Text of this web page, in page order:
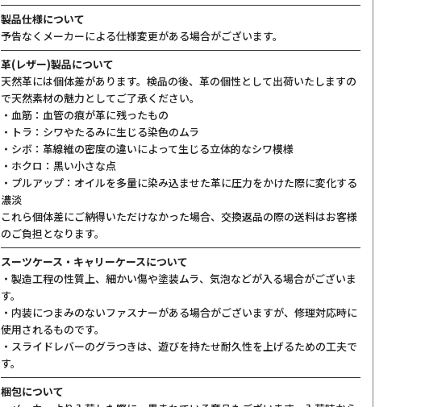
製品仕様について
予告なくメーカーによる仕様変更がある場合がございます。
革(レザー)製品について
天然革には個体差があります。検品の後、革の個性として出荷いたしますの
で天然素材の魅力としてご了承ください。
・血筋：血管の痕が革に残ったもの
・トラ：シワやたるみに生じる染色のムラ
・シボ：革線維の密度の違いによって生じる立体的なシワ模様
・ホクロ：黒い小さな点
・プルアップ：オイルを多量に染み込ませた革に圧力をかけた際に変化する
濃淡
これら個体差にご納得いただけなかった場合、交換返品の際の送料はお客様
のご負担となります。
スーツケース・キャリーケースについて
・製造工程の性質上、細かい傷や塗装ムラ、気泡などが入る場合がございま
す。
・内装につまみのないファスナーがある場合がございますが、修理対応時に
使用されるものです。
・スライドレバーのグラつきは、遊びを持たせ耐久性を上げるための工夫で
す。
梱包について